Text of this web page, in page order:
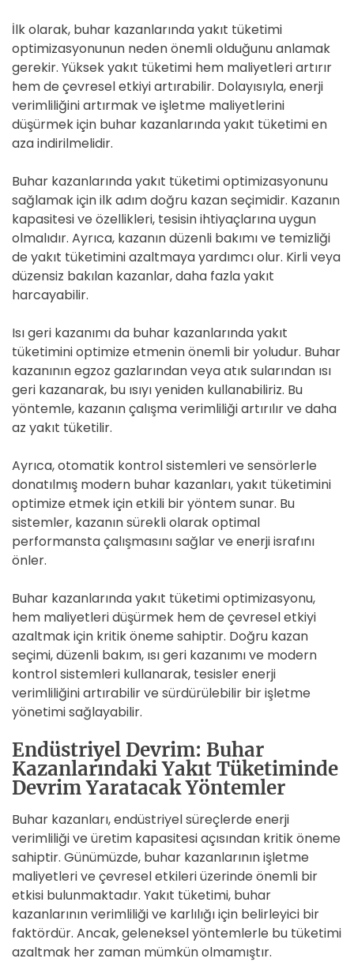
İlk olarak, buhar kazanlarında yakıt tüketimi
optimizasyonunun neden önemli olduğunu anlamak
gerekir. Yüksek yakıt tüketimi hem maliyetleri artırır
hem de çevresel etkiyi artırabilir. Dolayısıyla, enerji
verimliliğini artırmak ve işletme maliyetlerini
düşürmek için buhar kazanlarında yakıt tüketimi en
aza indirilmelidir.
Buhar kazanlarında yakıt tüketimi optimizasyonunu
sağlamak için ilk adım doğru kazan seçimidir. Kazanın
kapasitesi ve özellikleri, tesisin ihtiyaçlarına uygun
olmalıdır. Ayrıca, kazanın düzenli bakımı ve temizliği
de yakıt tüketimini azaltmaya yardımcı olur. Kirli veya
düzensiz bakılan kazanlar, daha fazla yakıt
harcayabilir.
Isı geri kazanımı da buhar kazanlarında yakıt
tüketimini optimize etmenin önemli bir yoludur. Buhar
kazanının egzoz gazlarından veya atık sularından ısı
geri kazanarak, bu ısıyı yeniden kullanabiliriz. Bu
yöntemle, kazanın çalışma verimliliği artırılır ve daha
az yakıt tüketilir.
Ayrıca, otomatik kontrol sistemleri ve sensörlerle
donatılmış modern buhar kazanları, yakıt tüketimini
optimize etmek için etkili bir yöntem sunar. Bu
sistemler, kazanın sürekli olarak optimal
performansta çalışmasını sağlar ve enerji israfını
önler.
Buhar kazanlarında yakıt tüketimi optimizasyonu,
hem maliyetleri düşürmek hem de çevresel etkiyi
azaltmak için kritik öneme sahiptir. Doğru kazan
seçimi, düzenli bakım, ısı geri kazanımı ve modern
kontrol sistemleri kullanarak, tesisler enerji
verimliliğini artırabilir ve sürdürülebilir bir işletme
yönetimi sağlayabilir.
Endüstriyel Devrim: Buhar
Kazanlarındaki Yakıt Tüketiminde
Devrim Yaratacak Yöntemler
Buhar kazanları, endüstriyel süreçlerde enerji
verimliliği ve üretim kapasitesi açısından kritik öneme
sahiptir. Günümüzde, buhar kazanlarının işletme
maliyetleri ve çevresel etkileri üzerinde önemli bir
etkisi bulunmaktadır. Yakıt tüketimi, buhar
kazanlarının verimliliği ve karlılığı için belirleyici bir
faktördür. Ancak, geleneksel yöntemlerle bu tüketimi
azaltmak her zaman mümkün olmamıştır.